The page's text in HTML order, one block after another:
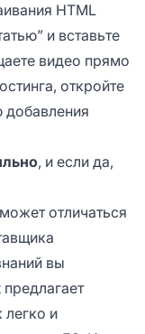
HTML
и вставьте
видео прямо
откройте
добавления
, и если да,
отличаться
вы
легко и